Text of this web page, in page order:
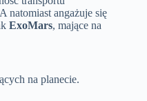
natomiast angażuje się
ExoMars, mające na
na planecie.